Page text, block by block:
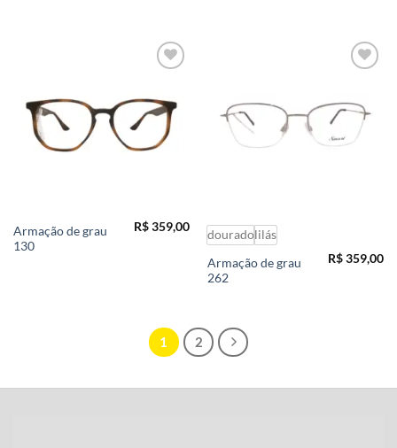
Armação de grau
130
R$359,00
douradolilás
Armação de grau
262
R$359,00
1 2